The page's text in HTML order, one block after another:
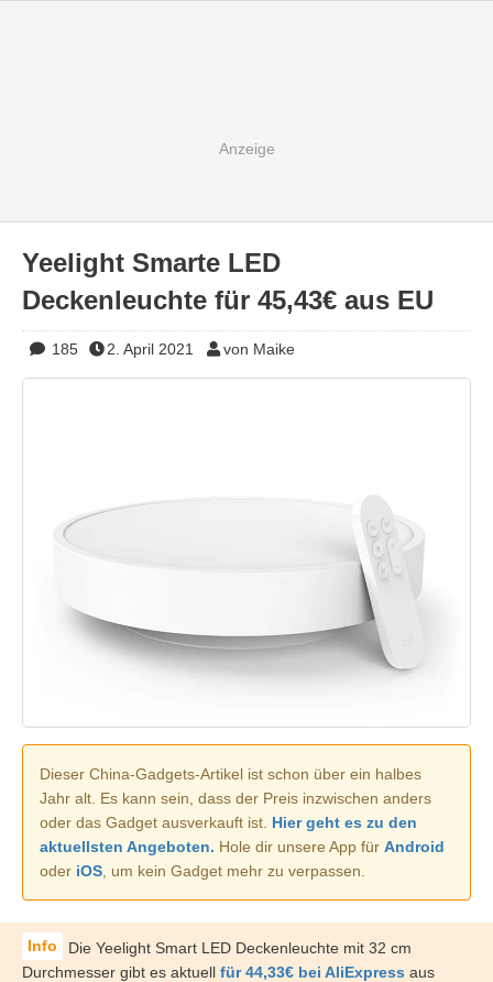
Yeelight Smarte LED
Deckenleuchte für 45,43€ aus EU
185 2. April 2021 von Maike
Dieser China-Gadgets-Artikel ist schon über ein halbes
Jahr alt. Es kann sein, dass der Preis inzwischen anders
oder das Gadget ausverkauft ist. Hier geht es zu den
aktuellsten Angeboten. Hole dir unsere App für Android
oder iOS , um kein Gadget mehr zu verpassen.
Die Yeelight Smart LED Deckenleuchte mit 32 cm
Durchmesser gibt es aktuell für 44,33€ bei AliExpress aus